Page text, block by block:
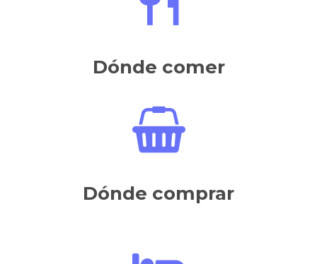
Dónde comer
Dónde comprar